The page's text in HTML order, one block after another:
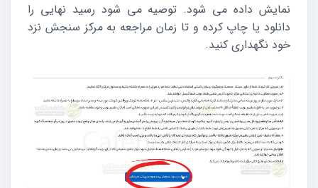
نمایش داده می شود. توصیه می شود رسید نهایی را
دانلود یا چاپ کرده و تا زمان مراجعه به مرکز سنجش نزد
خود نگهداری کنید.